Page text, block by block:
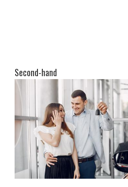
Second-hand